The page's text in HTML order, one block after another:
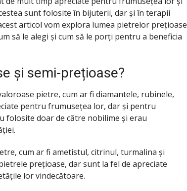
sunt folosite în bijuterii, dar și în terapii
articol vom explora lumea pietrelor prețioase
să le alegi și cum să le porți pentru a beneficia
și semi-prețioase?
pietre, cum ar fi diamantele, rubinele,
pentru frumusețea lor, dar și pentru
folosite doar de către nobilime și erau
cum ar fi ametistul, citrinul, turmalina și
prețioase, dar sunt la fel de apreciate
lor vindecătoare.